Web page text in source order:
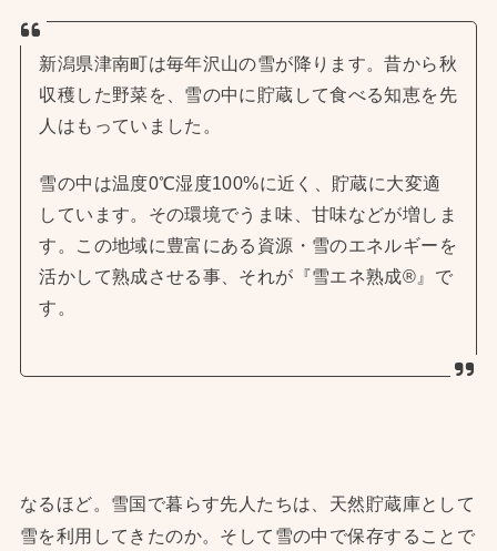
新潟県津南町は毎年沢山の雪が降ります。昔から秋
収穫した野菜を、雪の中に貯蔵して食べる知恵を先
人はもっていました。
雪の中は温度0℃湿度100%に近く、貯蔵に大変適
しています。その環境でうま味、甘味などが増しま
す。この地域に豊富にある資源・雪のエネルギーを
活かして熟成させる事、それが『雪エネ熟成®』で
す。
なるほど。雪国で暮らす先人たちは、天然貯蔵庫として
雪を利用してきたのか。そして雪の中で保存することで